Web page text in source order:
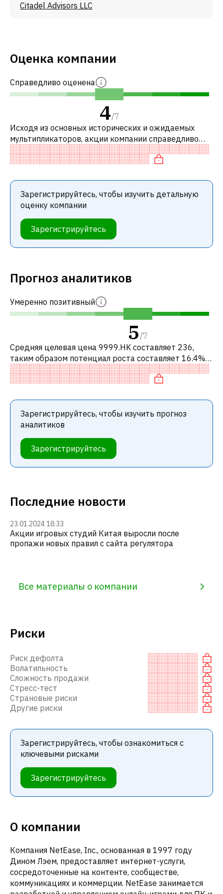
Citadel Advisors LLC
Последние новости
23.01.2024 18:33
Акции игровых студий Китая выросли после
пропажи новых правил с сайта регулятора
Все материалы о компании
Риски
Риск дефолта
Волатильность
Сложность продажи
Стресс-тест
Страновые риски
Другие риски
Зарегистрируйтесь, чтобы ознакомиться с
ключевыми рисками
Зарегистрируйтесь
О компании
Компания NetEase, Inc., основанная в 1997 году
Дином Лэем, предоставляет интернет-услуги,
сосредоточенные на контенте, сообществе,
коммуникациях и коммерции. NetEase занимается
Оценка компании
Справедливо оценена
4/7
Исходя из основных исторических и ожидаемых
мультипликаторов, акции компании справедливо
оценены по сравнению с аналогичными компаниями.
В частности, акция справедливо оц
Зарегистрируйтесь, чтобы изучить детальную
оценку компании
Зарегистрируйтесь
Прогноз аналитиков
Умеренно позитивный
5 /7
Средняя целевая цена 9999.HK составляет 236,
таким образом потенциал роста составляет 16.4%.
Обычно это означает рекомендацию «ПОКУПАТЬ»
среди инвестиционных компаний или
Зарегистрируйтесь, чтобы изучить прогноз
аналитиков
Зарегистрируйтесь